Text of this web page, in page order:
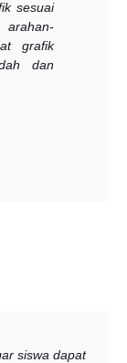
sesuai
arahan-
grafik
dan
siswa dapat